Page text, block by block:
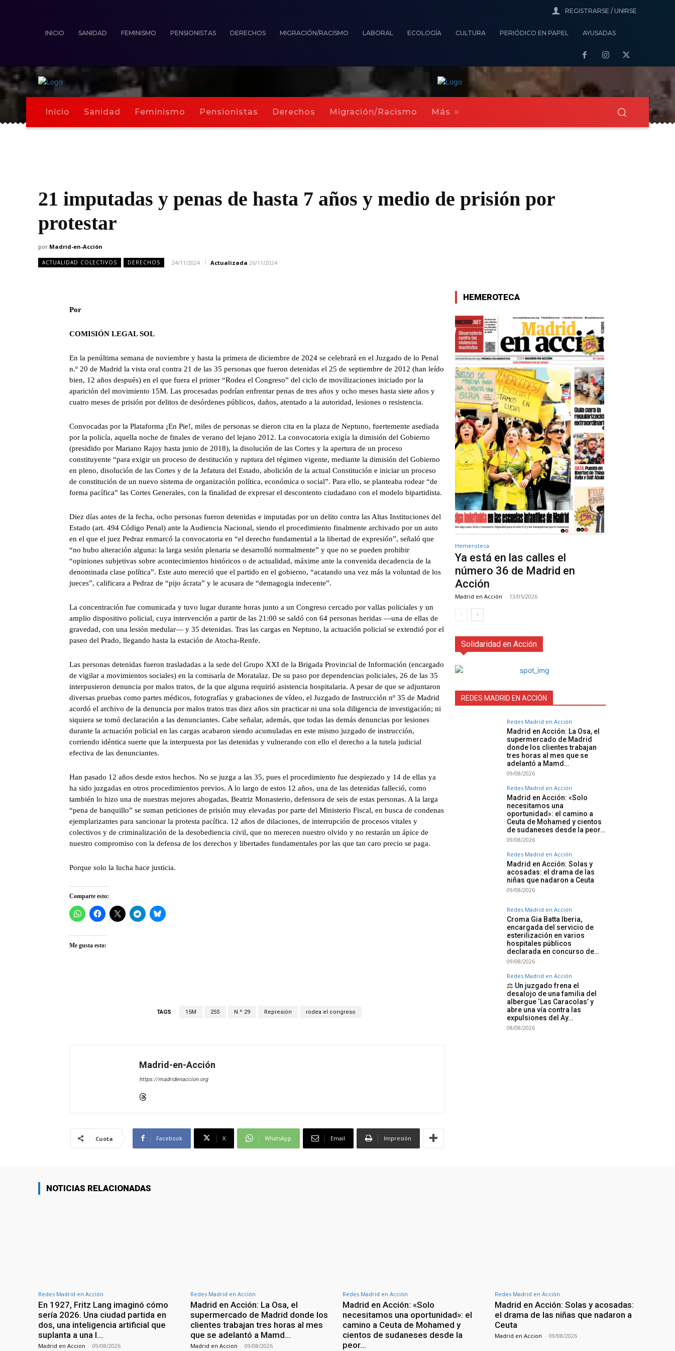
REGISTRARSE / UNIRSE
INICIO SANIDAD FEMINISMO PENSIONISTAS DERECHOS MIGRACIÓN/RACISMO LABORAL ECOLOGÍA CULTURA PERIÓDICO EN PAPEL AYUSADAS
Inicio Sanidad Feminismo Pensionistas Derechos Migración/Racismo Más
21 imputadas y penas de hasta 7 años y medio de prisión por
protestar
por Madrid-en-Acción
ACTUALIDAD COLECTIVOS DERECHOS 24/11/2024 Actualizada 26/11/2024
Por
COMISIÓN LEGAL SOL
En la penúltima semana de noviembre y hasta la primera de diciembre de 2024 se celebrará en el Juzgado de lo Penal
n.º 20 de Madrid la vista oral contra 21 de las 35 personas que fueron detenidas el 25 de septiembre de 2012 (han leído
bien, 12 años después) en el que fuera el primer “Rodea el Congreso” del ciclo de movilizaciones iniciado por la
aparición del movimiento 15M. Las procesadas podrían enfrentar penas de tres años y ocho meses hasta siete años y
cuatro meses de prisión por delitos de desórdenes públicos, daños, atentado a la autoridad, lesiones o resistencia.
Convocadas por la Plataforma ¡En Pie!, miles de personas se dieron cita en la plaza de Neptuno, fuertemente asediada
por la policía, aquella noche de finales de verano del lejano 2012. La convocatoria exigía la dimisión del Gobierno
(presidido por Mariano Rajoy hasta junio de 2018), la disolución de las Cortes y la apertura de un proceso
constituyente “para exigir un proceso de destitución y ruptura del régimen vigente, mediante la dimisión del Gobierno
en pleno, disolución de las Cortes y de la Jefatura del Estado, abolición de la actual Constitución e iniciar un proceso
de constitución de un nuevo sistema de organización política, económica o social”. Para ello, se planteaba rodear “de
forma pacífica” las Cortes Generales, con la finalidad de expresar el descontento ciudadano con el modelo bipartidista.
Diez días antes de la fecha, ocho personas fueron detenidas e imputadas por un delito contra las Altas Instituciones del
Estado (art. 494 Código Penal) ante la Audiencia Nacional, siendo el procedimiento finalmente archivado por un auto
en el que el juez Pedraz enmarcó la convocatoria en “el derecho fundamental a la libertad de expresión”, señaló que
“no hubo alteración alguna: la larga sesión plenaria se desarrolló normalmente” y que no se pueden prohibir
“opiniones subjetivas sobre acontecimientos históricos o de actualidad, máxime ante la convenida decadencia de la
denominada clase política”. Este auto mereció que el partido en el gobierno, “acatando una vez más la voluntad de los
jueces”, calificara a Pedraz de “pijo ácrata” y le acusara de “demagogia indecente”.
La concentración fue comunicada y tuvo lugar durante horas junto a un Congreso cercado por vallas policiales y un
amplio dispositivo policial, cuya intervención a partir de las 21:00 se saldó con 64 personas heridas —una de ellas de
gravedad, con una lesión medular— y 35 detenidas. Tras las cargas en Neptuno, la actuación policial se extendió por el
paseo del Prado, llegando hasta la estación de Atocha-Renfe.
Las personas detenidas fueron trasladadas a la sede del Grupo XXI de la Brigada Provincial de Información (encargado
de vigilar a movimientos sociales) en la comisaría de Moratalaz. De su paso por dependencias policiales, 26 de las 35
interpusieron denuncia por malos tratos, de la que alguna requirió asistencia hospitalaria. A pesar de que se adjuntaron
diversas pruebas como partes médicos, fotografías y grabaciones de vídeo, el Juzgado de Instrucción nº 35 de Madrid
acordó el archivo de la denuncia por malos tratos tras diez años sin practicar ni una sola diligencia de investigación; ni
siquiera se tomó declaración a las denunciantes. Cabe señalar, además, que todas las demás denuncias por lesiones
durante la actuación policial en las cargas acabaron siendo acumuladas en este mismo juzgado de instrucción,
corriendo idéntica suerte que la interpuesta por las detenidas y vulnerando con ello el derecho a la tutela judicial
efectiva de las denunciantes.
Han pasado 12 años desde estos hechos. No se juzga a las 35, pues el procedimiento fue despiezado y 14 de ellas ya
ha sido juzgadas en otros procedimientos previos. A lo largo de estos 12 años, una de las detenidas falleció, como
también lo hizo una de nuestras mejores abogadas, Beatriz Monasterio, defensora de seis de estas personas. A la larga
“pena de banquillo” se suman peticiones de prisión muy elevadas por parte del Ministerio Fiscal, en busca de condenas
ejemplarizantes para sancionar la protesta pacífica. 12 años de dilaciones, de interrupción de procesos vitales y
colectivos y de criminalización de la desobediencia civil, que no merecen nuestro olvido y no restarán un ápice de
nuestro compromiso con la defensa de los derechos y libertades fundamentales por las que tan caro precio se paga.
Porque solo la lucha hace justicia.
Comparte esto:
Me gusta esto:
TAGS 15M 25S N.º 29 Represión rodea el congreso
Madrid-en-Acción
https://madridenaccion.org
Cuota Facebook X WhatsApp Email Impresión
HEMEROTECA
Hemeroteca
Ya está en las calles el
número 36 de Madrid en
Acción
Madrid en Acción - 13/05/2026
Solidaridad en Acción
REDES MADRID EN ACCIÓN
Redes Madrid en Acción
Madrid en Acción: La Osa, el
supermercado de Madrid
donde los clientes trabajan
tres horas al mes que se
adelantó a Mamd…
09/08/2026
Redes Madrid en Acción
Madrid en Acción: «Solo
necesitamos una
oportunidad»: el camino a
Ceuta de Mohamed y cientos
de sudaneses desde la peor…
09/08/2026
Redes Madrid en Acción
Madrid en Acción: Solas y
acosadas: el drama de las
niñas que nadaron a Ceuta
09/08/2026
Redes Madrid en Acción
Croma Gia Batta Iberia,
encargada del servicio de
esterilización en varios
hospitales públicos
declarada en concurso de…
09/08/2026
Redes Madrid en Acción
⚖️ Un juzgado frena el
desalojo de una familia del
albergue ‘Las Caracolas’ y
abre una vía contra las
expulsiones del Ay…
08/08/2026
NOTICIAS RELACIONADAS
Redes Madrid en Acción
En 1927, Fritz Lang imaginó cómo
sería 2026. Una ciudad partida en
dos, una inteligencia artificial que
suplanta a una l…
Madrid en Accion - 09/08/2026
Redes Madrid en Acción
Madrid en Acción: La Osa, el
supermercado de Madrid donde los
clientes trabajan tres horas al mes
que se adelantó a Mamd…
Madrid en Accion - 09/08/2026
Redes Madrid en Acción
Madrid en Acción: «Solo
necesitamos una oportunidad»: el
camino a Ceuta de Mohamed y
cientos de sudaneses desde la
peor…
Redes Madrid en Acción
Madrid en Acción: Solas y acosadas:
el drama de las niñas que nadaron a
Ceuta
Madrid en Accion - 09/08/2026